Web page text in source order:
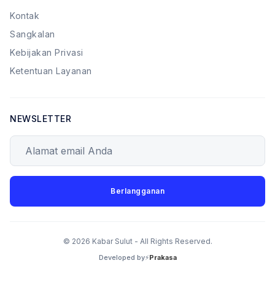
Kontak
Sangkalan
Kebijakan Privasi
Ketentuan Layanan
NEWSLETTER
Alamat email Anda
Berlangganan
© 2026 Kabar Sulut - All Rights Reserved.
Developed by⚡Prakasa